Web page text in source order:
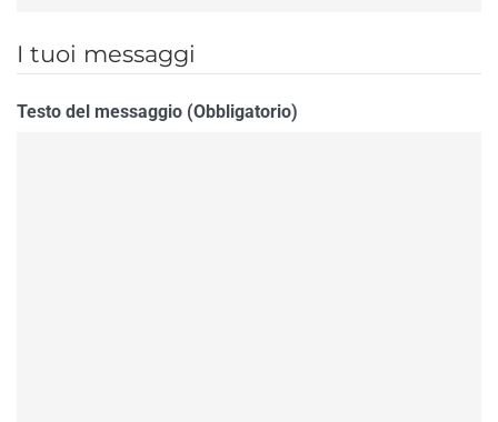
I tuoi messaggi
Testo del messaggio (Obbligatorio)